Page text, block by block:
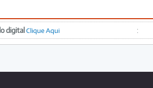
digital :
Clique Aqui